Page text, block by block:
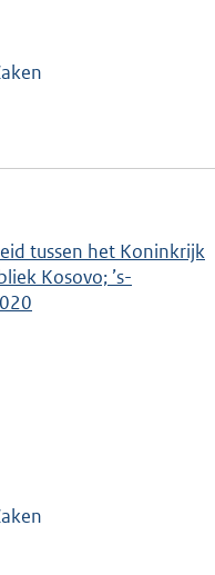
tussen het Koninkrijk
Kosovo; ’s-